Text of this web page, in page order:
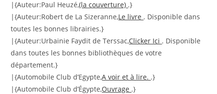
|{Auteur:Paul Heuzé,(la couverture) .}
|{Auteur:Robert de La Sizeranne,Le livre . Disponible dans
toutes les bonnes librairies.}
|{Auteur:Urbainie Faydit de Terssac,Clicker Ici . Disponible
dans toutes les bonnes bibliothèques de votre
département.}
|{Automobile Club d’Egypte,A voir et à lire. .}
|{Automobile Club d’Égypte,Ouvrage .}